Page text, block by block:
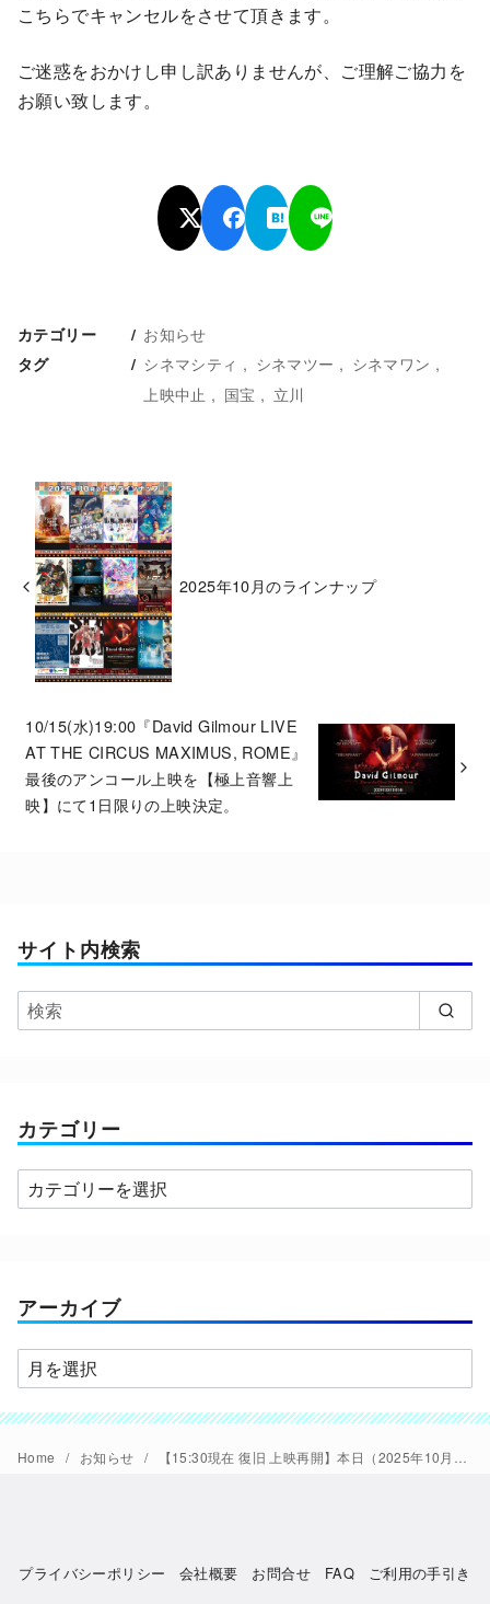
こちらでキャンセルをさせて頂きます。
ご迷惑をおかけし申し訳ありませんが、ご理解ご協力を
お願い致します。
カテゴリー お知らせ
タグ シネマシティ シネマツー
シネマワン
上映中止
国宝 立川
2025年10月のラインナップ
10/15(水)19:00『David Gilmour LIVE
AT THE CIRCUS MAXIMUS, ROME』
最後のアンコール上映を【極上音響上
映】にて1日限りの上映決定。
サイト内検索
カテゴリー
カ
テ
ー
アーカイブ
ア
ー
カ
イ
Home お知らせ 【15:30現在 復旧 上映再開】本日（2025年10月6日(月)）の『【極上音響上映】国宝』（12:55~）は機材トラブルのため上映中止とさせて頂きます。
プライバシーポリシー 会社概要 お問合せ FAQ ご利用の手引き